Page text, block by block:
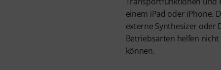
einem iPad oder iPhone.
externe Synthesizer oder
Betriebsarten helfen
können.